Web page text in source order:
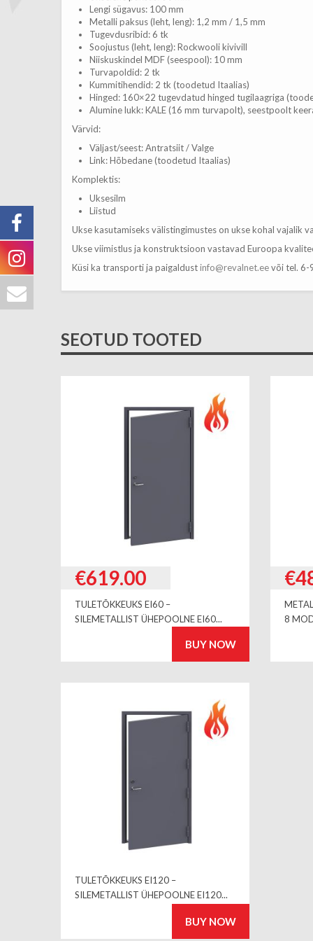
Lengi sügavus: 100 mm
Metalli paksus (leht, leng): 1,2 mm / 1,5 mm
Tugevdusribid: 6 tk
Soojustus (leht, leng): Rockwooli kivivill
Niiskuskindel MDF (seespool): 10 mm
Turvapoldid: 2 tk
Kummitihendid: 2 tk (toodetud Itaalias)
Hinged: 160×22 tugevdatud hinged tugilaagriga
Alumine lukk: KALE (16 mm turvapolt), seestpoolt
Värvid:
Väljast/seest: Antratsiit / Valge
Link: Hõbedane (toodetud Itaalias)
Komplektis:
Uksesilm
Liistud
Ukse kasutamiseks välistingimustes on ukse kohal vajalik
Ukse viimistlus ja konstruktsioon vastavad Euroopa
Küsi ka transporti ja paigaldustinfo@revalnet.eevõi tel. 6-
SEOTUD TOOTED
€619.00
TULETÕKKEUKS EI60 –
SILEMETALLIST ÜHEPOOLNE EI60...
BUY NOW
€
8
TULETÕKKEUKS EI120 –
SILEMETALLIST ÜHEPOOLNE EI120...
BUY NOW